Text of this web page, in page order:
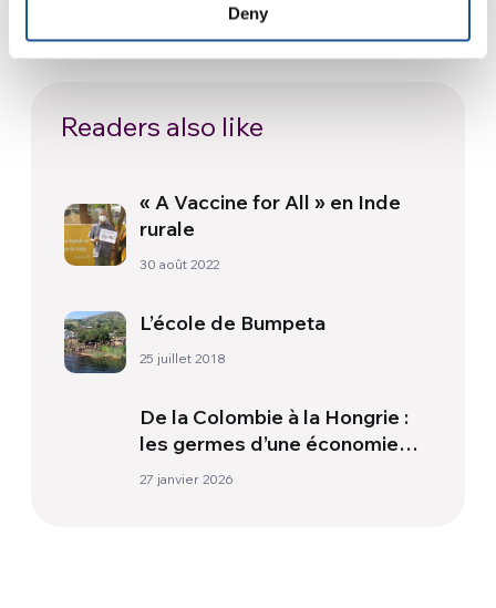
Deny
Readers also like
« A Vaccine for All » en Inde
rurale
30 août 2022
L’école de Bumpeta
25 juillet 2018
De la Colombie à la Hongrie :
les germes d’une économie
humaine façonnent une
27 janvier 2026